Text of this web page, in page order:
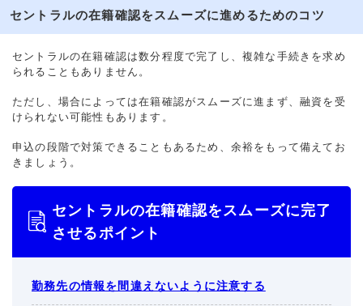
セントラルの在籍確認をスムーズに進めるためのコツ
セントラルの在籍確認は数分程度で完了し、複雑な手続きを求め
られることもありません。
ただし、場合によっては在籍確認がスムーズに進まず、融資を受
けられない可能性もあります。
申込の段階で対策できることもあるため、余裕をもって備えてお
きましょう。
セントラルの在籍確認をスムーズに完了
させるポイント
勤務先の情報を間違えないように注意する